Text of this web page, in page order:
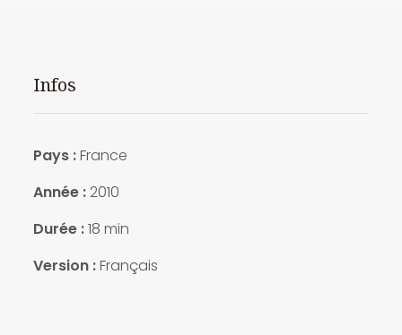
Infos
Pays :France
Année : 2010
Durée :18 min
Version :Français